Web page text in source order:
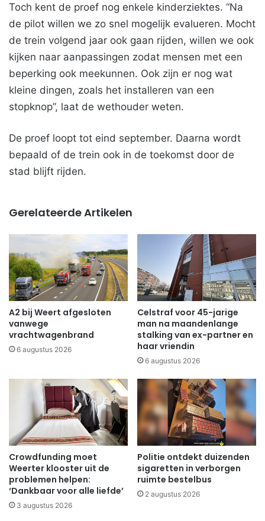
Toch kent de proef nog enkele kinderziektes. “Na
de pilot willen we zo snel mogelijk evalueren. Mocht
de trein volgend jaar ook gaan rijden, willen we ook
kijken naar aanpassingen zodat mensen met een
beperking ook meekunnen. Ook zijn er nog wat
kleine dingen, zoals het installeren van een
stopknop”, laat de wethouder weten.
De proef loopt tot eind september. Daarna wordt
bepaald of de trein ook in de toekomst door de
stad blijft rijden.
Gerelateerde Artikelen
A2 bij Weert afgesloten
vanwege
vrachtwagenbrand
6 augustus 2026
Celstraf voor 45-jarige
man na maandenlange
stalking van ex-partner en
haar vriendin
6 augustus 2026
Crowdfunding moet
Weerter klooster uit de
problemen helpen:
‘Dankbaar voor alle liefde’
3 augustus 2026
Politie ontdekt duizenden
sigaretten in verborgen
ruimte bestelbus
2 augustus 2026